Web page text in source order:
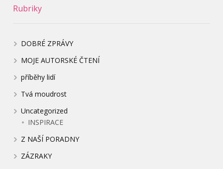
Rubriky
DOBRÉ ZPRÁVY
MOJE AUTORSKÉ ČTENÍ
příběhy lidí
Tvá moudrost
Uncategorized
INSPIRACE
Z NAŠÍ PORADNY
ZÁZRAKY